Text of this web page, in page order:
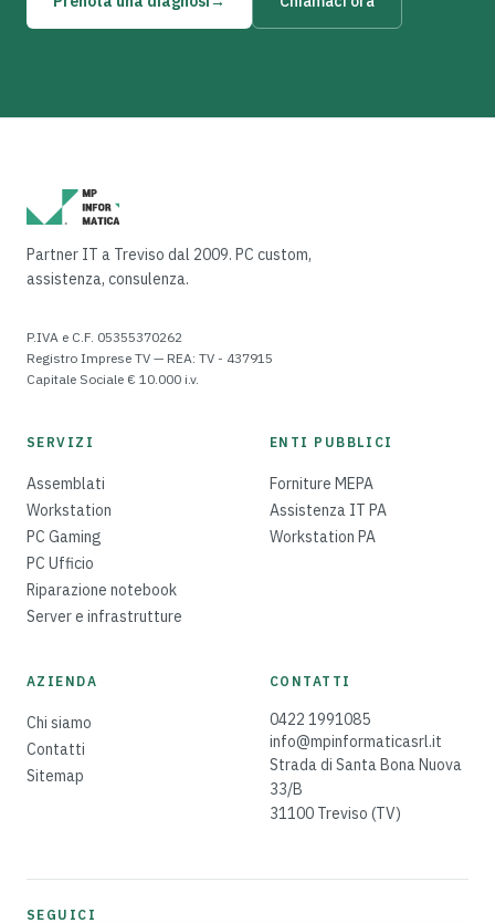
Partner IT a Treviso dal 2009. PC custom,
assistenza, consulenza.
P.IVA e C.F. 05355370262
Registro Imprese TV — REA: TV - 437915
Capitale Sociale € 10.000 i.v.
SERVIZI
Assemblati
Workstation
PC Gaming
PC Ufficio
Riparazione notebook
Server e infrastrutture
ENTI PUBBLICI
Forniture MEPA
Assistenza IT PA
Workstation PA
AZIENDA
Chi siamo
Contatti
Sitemap
CONTATTI
0422 1991085
info@mpinformaticasrl.it
Strada di Santa Bona Nuova
33/B
31100 Treviso (TV)
SEGUICI